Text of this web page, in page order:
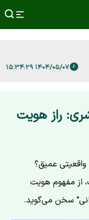
۱۴۰۴/۰۵/۰۷ ۱۵:۳۴:۲۹
راز هویت
واقعیتی عمیق؟
از مفهوم هویت
سخن می‌گوید.